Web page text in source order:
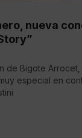
nueva
de Bigote
especial en